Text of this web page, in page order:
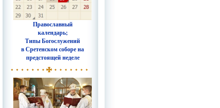
Православный
календарь;
Типы Богослужений
в Сретенском соборе на
предстоящей неделе